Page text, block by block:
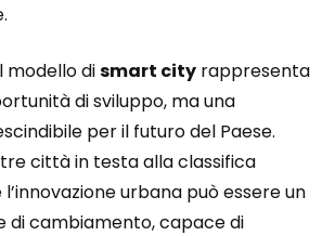
modello dismart city rappresenta
di sviluppo, ma una
per il futuro del Paese.
città in testa alla classifica
urbana può essere un
cambiamento, capace di